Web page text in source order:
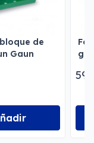
de
Gaun